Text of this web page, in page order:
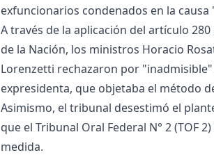
exfuncionarios condenados en la causa
A través de la aplicación del artículo
de la Nación, los ministros Horacio
Lorenzetti rechazaron por
expresidenta, que objetaba el método
Asimismo, el tribunal desestimó el
que el Tribunal Oral Federal N° 2 (TOF
medida.